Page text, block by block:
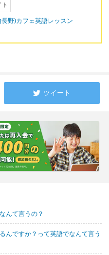
長野)カフェ英語レッスン
ツイート
んて言うの？
んですか？って英語でなんて言う